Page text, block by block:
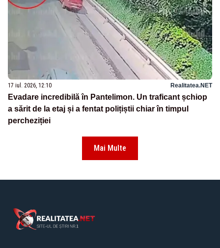
17 iul. 2026, 12:10 Realitatea.NET
Evadare incredibilă în Pantelimon. Un traficant șchiop
a sărit de la etaj și a fentat polițiștii chiar în timpul
percheziției
Mai Multe